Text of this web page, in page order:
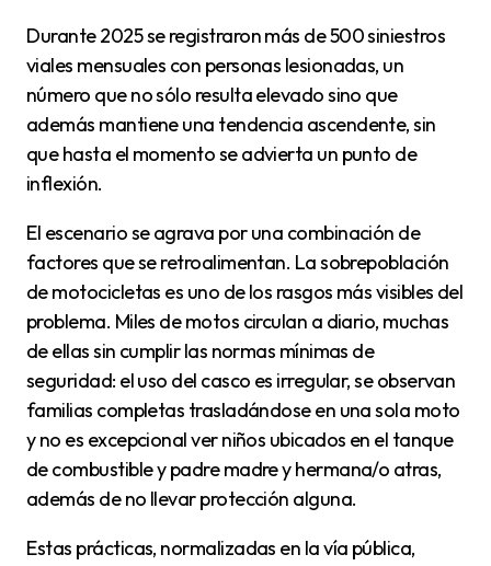
Durante 2025 se registraron más de 500 siniestros
viales mensuales con personas lesionadas, un
número que no sólo resulta elevado sino que
además mantiene una tendencia ascendente, sin
que hasta el momento se advierta un punto de
inflexión.
El escenario se agrava por una combinación de
factores que se retroalimentan. La sobrepoblación
de motocicletas es uno de los rasgos más visibles del
problema. Miles de motos circulan a diario, muchas
de ellas sin cumplir las normas mínimas de
seguridad: el uso del casco es irregular, se observan
familias completas trasladándose en una sola moto
y no es excepcional ver niños ubicados en el tanque
de combustible y padre madre y hermana/o atras,
además de no llevar protección alguna.
Estas prácticas, normalizadas en la vía pública,